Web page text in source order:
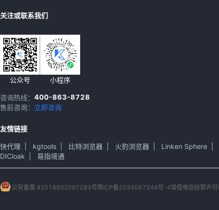
关注或联系我们
公众号 小程序
咨询热线： 400-863-8728
售前咨询： 立即咨询
友情链接
快代理 kgtools 比特浏览器 火豹浏览器 Linken Sphere
DICloak
易指境通
公安备案 42018502007283号鄂ICP备2024067249号-4增值电信经营许